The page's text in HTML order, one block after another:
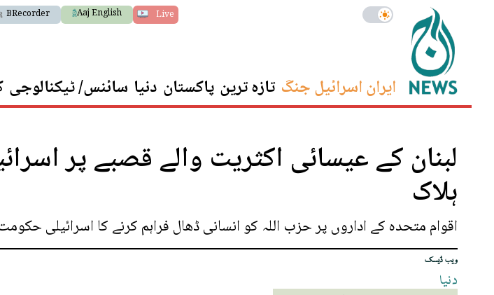
Live
Aaj English
BRecorder
ایران اسرائیل جنگ تازہ ترین پاکستان دنیا سائنس/ ٹیکنالوجی
ہلاک
اقوام متحدہ کے اداروں پر حزب اللہ کو انسانی ڈھال فراہم کرنے کا اسرائیلی حکومت
ویب ڈیسک
دنیا